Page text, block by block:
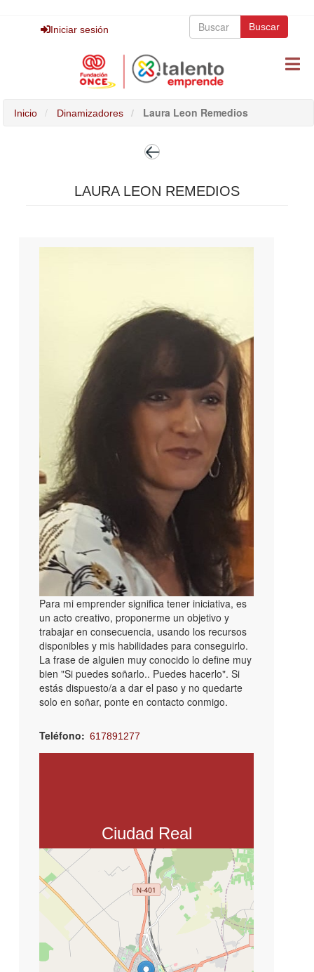
Buscar BuscarBuscar
Iniciar sesión
Inicio Dinamizadores Laura Leon Remedios
LAURA LEON REMEDIOS
Para mi emprender significa tener iniciativa, es
un acto creativo, proponerme un objetivo y
trabajar en consecuencia, usando los recursos
disponibles y mis habilidades para conseguirlo.
La frase de alguien muy conocido lo define muy
bien "Si puedes soñarlo.. Puedes hacerlo". Si
estás dispuesto/a a dar el paso y no quedarte
solo en soñar, ponte en contacto conmigo.
Teléfono 617891277
Ciudad Real
+
−